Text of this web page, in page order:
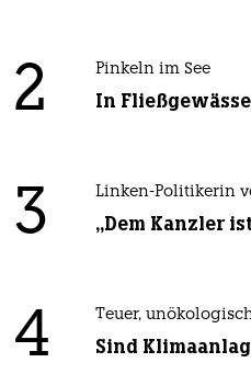
2 Pinkeln im See
In
3 Linken-Politikerin
„Dem Kanzler
4 Teuer,
Sind